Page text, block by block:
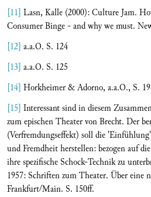
[11] Lasn, Kalle (2000): Culture Jam.
Consumer Binge - and why we must.
[12] a.a.O. S. 124
[13] a.a.O. S. 125
[14] Horkheimer & Adorno, a.a.O., S.
[15] Interessant sind in diesem
zum epischen Theater von Brecht. Der
(Verfremdungseffekt) soll die
und Fremdheit herstellen: bezogen auf
ihre spezifische Schock-Technik zu
1957: Schriften zum Theater. Über eine
Frankfurt/Main. S. 150ff.